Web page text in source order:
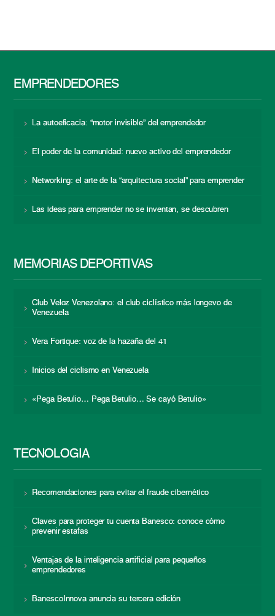
EMPRENDEDORES
La autoeficacia: “motor invisible” del emprendedor
El poder de la comunidad: nuevo activo del emprendedor
Networking: el arte de la “arquitectura social” para emprender
Las ideas para emprender no se inventan, se descubren
MEMORIAS DEPORTIVAS
Club Veloz Venezolano: el club ciclístico más longevo de
Venezuela
Vera Fortique: voz de la hazaña del 41
Inicios del ciclismo en Venezuela
«Pega Betulio… Pega Betulio… Se cayó Betulio»
TECNOLOGÍA
Recomendaciones para evitar el fraude cibernético
Claves para proteger tu cuenta Banesco: conoce cómo
prevenir estafas
Ventajas de la inteligencia artificial para pequeños
emprendedores
BanescoInnova anuncia su tercera edición